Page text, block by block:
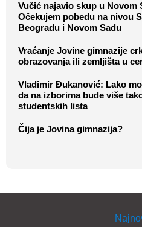
Vučić najavio skup u Novom
Očekujem pobedu na nivou
Beogradu i Novom Sadu
Vraćanje Jovine gimnazije
obrazovanja ili zemljišta u
Vladimir Đukanović: Lako
da na izborima bude više
studentskih lista
Čija je Jovina gimnazija?